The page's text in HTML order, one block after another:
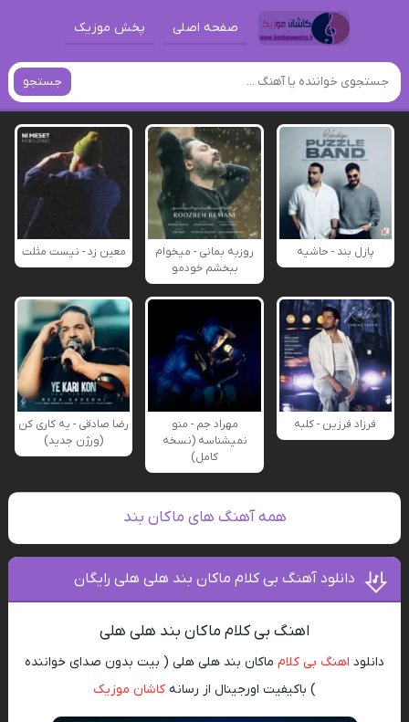
صفحه اصلی پخش موزیک
جستجو
پازل بند - حاشیه
روزبه بمانی - میخوام
ببخشم خودمو
معین زد - نیست مثلت
فرزاد فرزین - کلبه
مهراد جم - منو
نمیشناسه (نسخه
کامل)
رضا صادقی - یه کاری کن
(ورژن جدید)
همه آهنگ های ماکان بند
دانلود آهنگ بی کلام ماکان بند هلی هلی رایگان
اهنگ بی کلام ماکان بند هلی هلی
دانلود اهنگ بی کلام ماکان بند هلی هلی ( بیت بدون صدای خواننده
) باکیفیت اورجینال از رسانه کاشان موزیک